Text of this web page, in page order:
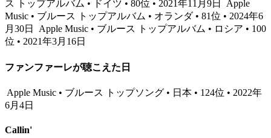
ス トップアルバム • ドイツ • 80位 • 2021年11月9日
Apple
Music • ブルース トップアルバム • オランダ • 81位 • 2024年6
月30日
Apple Music • ブルース トップアルバム • ロシア • 100
位 • 2021年3月16日
ファンファーレが聴こえた日
Apple Music • ブルース トップソング • 日本 • 124位 • 2022年
6月4日
Callin'